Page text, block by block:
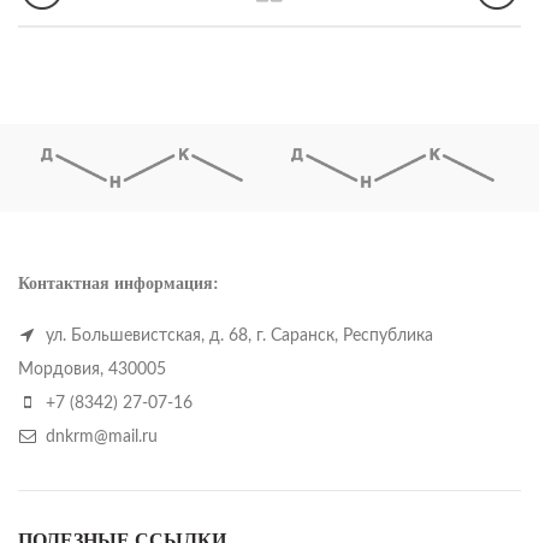
Контактная информация:
ул. Большевистская, д. 68, г. Саранск, Республика
Мордовия, 430005
+7 (8342) 27-07-16
dnkrm@mail.ru